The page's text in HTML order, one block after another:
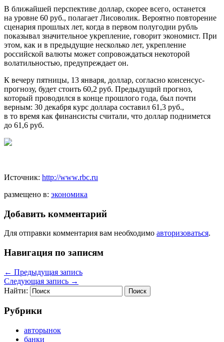
В ближайшей перспективе доллар, скорее всего, останется
на уровне 60 руб., полагает Лисоволик. Вероятно повторение
сценария прошлых лет, когда в первом полугодии рубль
показывал значительное укрепление, говорит экономист. При
этом, как и в предыдущие несколько лет, укрепление
российской валюты может сопровождаться некоторой
волатильностью, предупреждает он.
К вечеру пятницы, 13 января, доллар, согласно консенсус-
прогнозу, будет стоить 60,2 руб. Предыдущий прогноз,
который проводился в конце прошлого года, был почти
верным: 30 декабря курс доллара составил 61,3 руб.,
в то время как финансисты считали, что доллар поднимется
до 61,6 руб.
Источник: http://www.rbc.ru
размещено в: экономика
Добавить комментарий
Для отправки комментария вам необходимо авторизоваться.
Навигация по записям
← Предыдущая запись
Следующая запись →
Найти:
Рубрики
авторынок
банки